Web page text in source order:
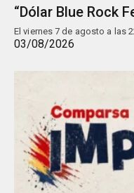
“Dólar Blue Rock
El viernes 7 de agosto a las
03/08/2026